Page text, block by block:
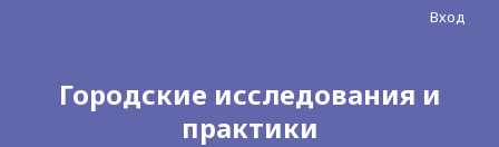
Городские исследования и
практики
Вход